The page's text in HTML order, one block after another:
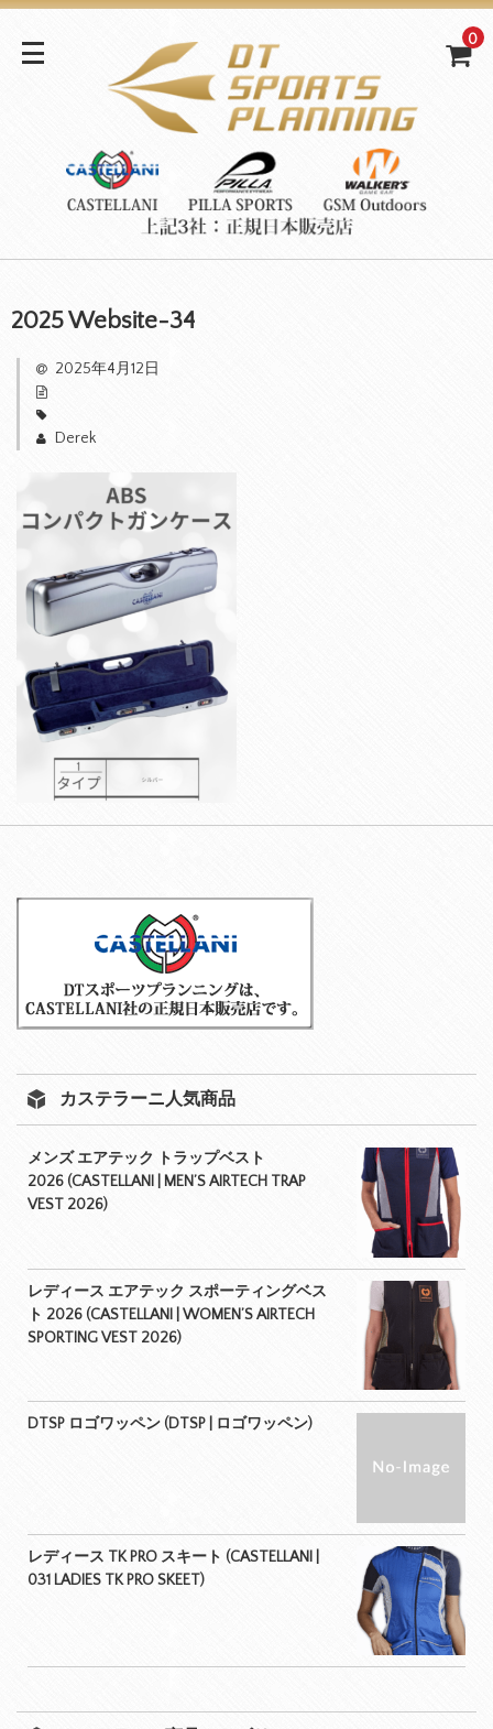
0
2025 Website-34
2025年4月12日
Derek
カステラーニ人気商品
メンズ エアテック トラップベスト
2026 (CASTELLANI | MEN’S AIRTECH TRAP
VEST 2026)
レディース エアテック スポーティングベス
ト 2026 (CASTELLANI | WOMEN’S AIRTECH
SPORTING VEST 2026)
DTSP ロゴワッペン (DTSP | ロゴワッペン)
レディース TK PRO スキート (CASTELLANI |
031 LADIES TK PRO SKEET)